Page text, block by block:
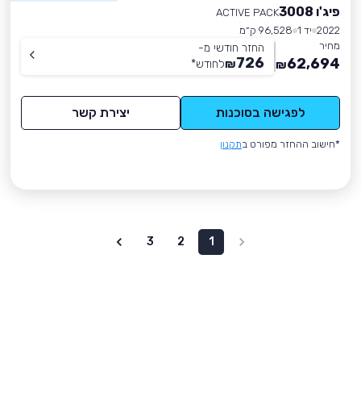
פיג'ו 3008
ACTIVE PACK
2022 יד 1
96,528 ק״מ
מחיר
62,694
₪
החזר חודשי מ-
726
₪לחודש*
לפגישה בסוכנות יצירת קשר
*חישוב ההחזר מפורט בתקנון
1
2
3